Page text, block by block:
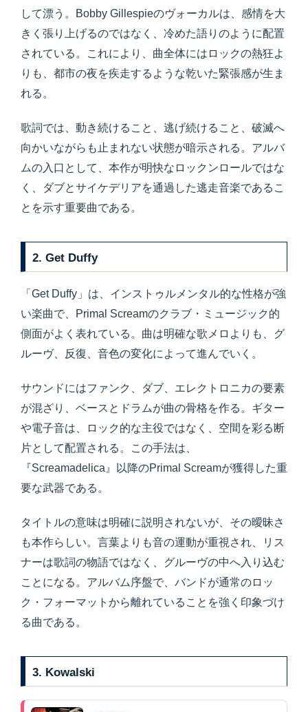
して漂う。Bobby Gillespieのヴォーカルは、感情を大
きく張り上げるのではなく、冷めた語りのように配置
されている。これにより、曲全体にはロックの熱狂よ
りも、都市の夜を疾走するような乾いた緊張感が生ま
れる。
歌詞では、動き続けること、逃げ続けること、破滅へ
向かいながらも止まれない状態が暗示される。アルバ
ムの入口として、本作が明快なロックンロールではな
く、ダブとサイケデリアを通過した逃走音楽であるこ
とを示す重要曲である。
2. Get Duffy
「Get Duffy」は、インストゥルメンタル的な性格が強
い楽曲で、Primal Screamのクラブ・ミュージック的
側面がよく表れている。曲は明確な歌メロよりも、グ
ルーヴ、反復、音色の変化によって進んでいく。
サウンドにはファンク、ダブ、エレクトロニカの要素
が混ざり、ベースとドラムが曲の骨格を作る。ギター
や電子音は、ロック的な主役ではなく、空間を彩る断
片として配置される。この手法は、
『Screamadelica』以降のPrimal Screamが獲得した重
要な武器である。
タイトルの意味は明確に説明されないが、その曖昧さ
も本作らしい。言葉よりも音の運動が重視され、リス
ナーは歌詞の物語ではなく、グルーヴの中へ入り込む
ことになる。アルバム序盤で、バンドが通常のロッ
ク・フォーマットから離れていることを強く印象づけ
る曲である。
3. Kowalski